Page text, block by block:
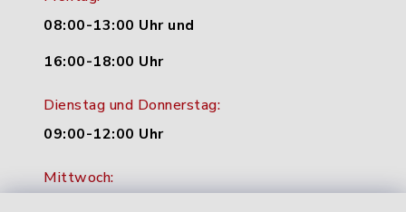
08:00-13:00 Uhr und
16:00-18:00 Uhr
Dienstag und Donnerstag:
09:00-12:00 Uhr
Mittwoch: